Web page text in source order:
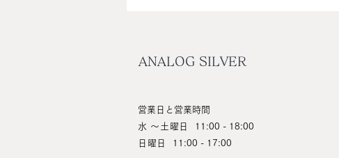
営業日と営業時間
水 ～土曜日
11:00 - 18:00
日曜日
11:00 - 17:00
ANALOG SILVER